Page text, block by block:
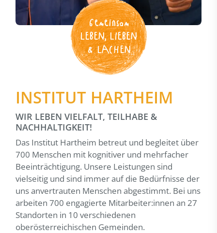
Gemeinsam
LEBEN, LIEBEN
& LACHEN
INSTITUT HARTHEIM
WIR LEBEN VIELFALT, TEILHABE &
NACHHALTIGKEIT!
Das Institut Hartheim betreut und begleitet über
700 Menschen mit kognitiver und mehrfacher
Beeinträchtigung. Unsere Leistungen sind
vielseitig und sind immer auf die Bedürfnisse der
uns anvertrauten Menschen abgestimmt. Bei uns
arbeiten 700 engagierte Mitarbeiter:innen an 27
Standorten in 10 verschiedenen
oberösterreichischen Gemeinden.